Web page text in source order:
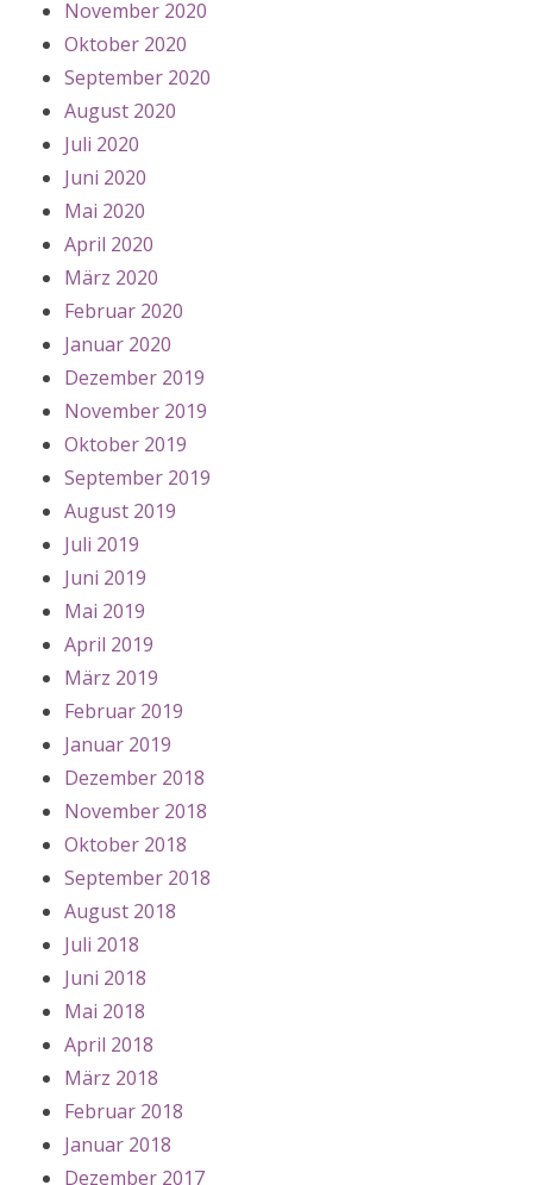
November 2020
Oktober 2020
September 2020
August 2020
Juli 2020
Juni 2020
Mai 2020
April 2020
März 2020
Februar 2020
Januar 2020
Dezember 2019
November 2019
Oktober 2019
September 2019
August 2019
Juli 2019
Juni 2019
Mai 2019
April 2019
März 2019
Februar 2019
Januar 2019
Dezember 2018
November 2018
Oktober 2018
September 2018
August 2018
Juli 2018
Juni 2018
Mai 2018
April 2018
März 2018
Februar 2018
Januar 2018
Dezember 2017